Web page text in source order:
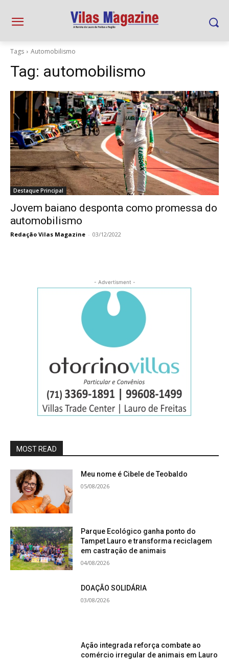
Tags Automobilismo
Tag: automobilismo
Destaque Principal
Jovem baiano desponta como promessa do
automobilismo
Redação Vilas Magazine - 03/12/2022
- Advertisment -
MOST READ
Meu nome é Cibele de Teobaldo
05/08/2026
Parque Ecológico ganha ponto do
Tampet Lauro e transforma reciclagem
em castração de animais
04/08/2026
DOAÇÃO SOLIDÁRIA
03/08/2026
Ação integrada reforça combate ao
comércio irregular de animais em Lauro